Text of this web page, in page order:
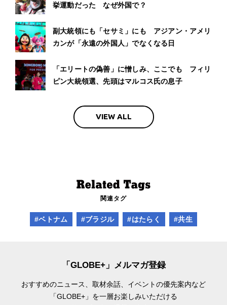
挙運動だった なぜ外国で？
副大統領にも「セサミ」にも アジアン・アメリ
カンが「永遠の外国人」でなくなる日
「エリートの偽善」に憎しみ、ここでも フィリ
ピン大統領選、先頭はマルコス氏の息子
VIEW ALL
関連タグ
#ベトナム #ブラジル #はたらく #共生
「GLOBE+」メルマガ登録
おすすめのニュース、取材余話、 イベントの優先案内など
「GLOBE+」を一層お楽しみいただける